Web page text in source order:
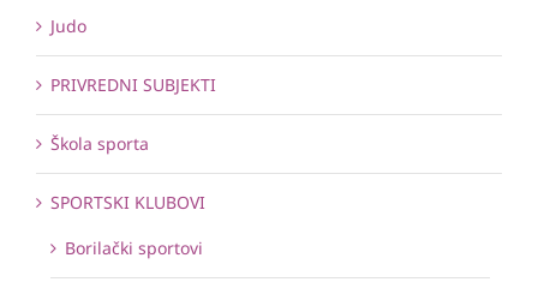
Judo
PRIVREDNI SUBJEKTI
Škola sporta
SPORTSKI KLUBOVI
Borilački sportovi